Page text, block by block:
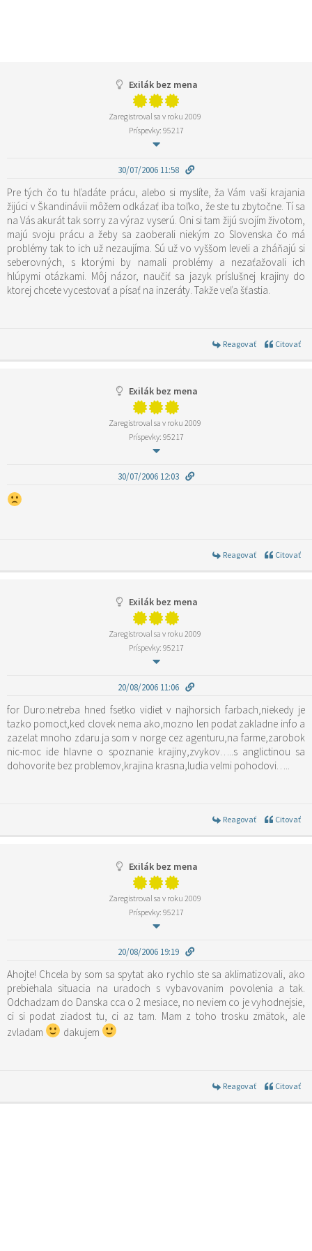
Exilák bez mena
Zaregistroval sa v roku 2009
Príspevky: 95217
30/07/2006 11:58
Pre tých čo tu hľadáte prácu, alebo si myslíte, ža Vám vaši krajania
žijúci v Škandinávii môžem odkázať iba toľko, že ste tu zbytočne. Tí sa
na Vás akurát tak sorry za výraz vyserú. Oni si tam žijú svojím životom,
majú svoju prácu a žeby sa zaoberali niekým zo Slovenska čo má
problémy tak to ich už nezaujíma. Sú už vo vyššom leveli a zháňajú si
seberovných, s ktorými by namali problémy a nezaťažovali ich
hlúpymi otázkami. Môj názor, naučiť sa jazyk príslušnej krajiny do
ktorej chcete vycestovať a písať na inzeráty. Takže veľa šťastia.
Reagovať Citovať
Exilák bez mena
Zaregistroval sa v roku 2009
Príspevky: 95217
30/07/2006 12:03
Reagovať Citovať
Exilák bez mena
Zaregistroval sa v roku 2009
Príspevky: 95217
20/08/2006 11:06
for Duro:netreba hned fsetko vidiet v najhorsich farbach,niekedy je
tazko pomoct,ked clovek nema ako,mozno len podat zakladne info a
zazelat mnoho zdaru.ja som v norge cez agenturu,na farme,zarobok
nic-moc ide hlavne o spoznanie krajiny,zvykov…..s anglictinou sa
dohovorite bez problemov,krajina krasna,ludia velmi pohodovi…..
Reagovať Citovať
Exilák bez mena
Zaregistroval sa v roku 2009
Príspevky: 95217
20/08/2006 19:19
Ahojte! Chcela by som sa spytat ako rychlo ste sa aklimatizovali, ako
prebiehala situacia na uradoch s vybavovanim povolenia a tak.
Odchadzam do Danska cca o 2 mesiace, no neviem co je vyhodnejsie,
ci si podat ziadost tu, ci az tam. Mam z toho trosku zmätok, ale
zvladam
dakujem
Reagovať Citovať